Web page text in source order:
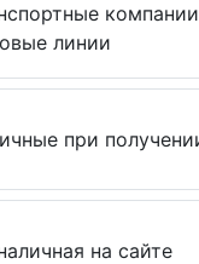
линии
при
на сайте